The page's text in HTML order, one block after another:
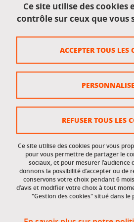
Données personnelles
Crédits
Gestion des cookies
Accessibilité : non conforme
Accès réservés
Intranet des étudiants et des
Ce site utilise des cookies
contrôle sur ceux que vous
Ce site utilise des cookies pour vous
pour vous permettre de partager le
sociaux, et pour mesurer l’audience
donnons la possibilité d’accepter ou de
conservons votre choix pendant 6
d’avis et modifier votre choix à tout
"Gestion des cookies" situé dans le
ACCEPTER TOUS LES
REFUSER TOUS LES